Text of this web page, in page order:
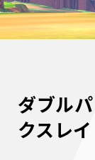
ダブルパ
クスレ